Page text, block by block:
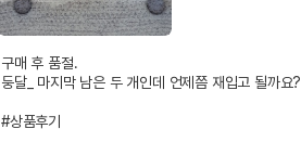
구매 후 품절.
둥달_ 마지막 남은 두 개인데 언제쯤 재입고 될까요?
#상품후기